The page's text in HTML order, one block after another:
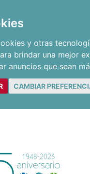
y otras
brindar una mejor
anuncios que sean
CAMBIAR